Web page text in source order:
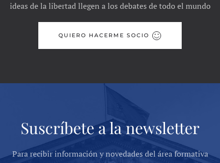
ideas de la libertad llegen a los debates de todo el mundo
QUIERO HACERME SOCIO
Suscríbete a la newsletter
Para recibir información y novedades del área formativa